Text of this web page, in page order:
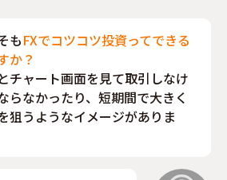
もFXでコツコツ投資ってできる
か？
チャート画面を見て取引しなけ
らなかったり、短期間で大きく
狙うようなイメージがありま